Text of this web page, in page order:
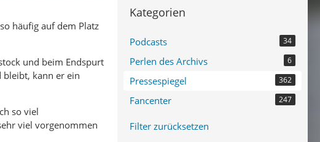
häufig auf dem Platz
und beim Endspurt
bleibt, kann er ein
so viel
viel vorgenommen
Kategorien
Podcasts 34
Perlen des Archivs 6
Pressespiegel 362
Fancenter 247
Filter zurücksetzen